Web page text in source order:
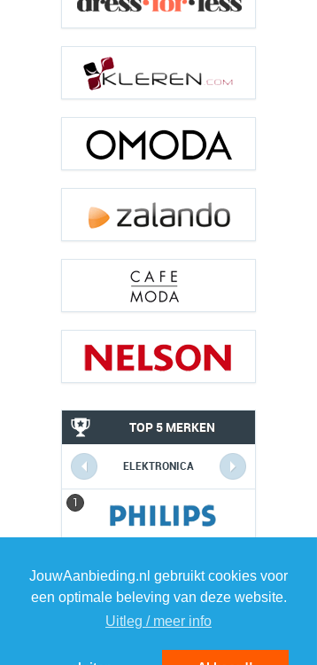
JouwAanbieding.nl gebruikt cookies voor
een optimale beleving van deze website.
Uitleg / meer info
TOP 5 MERKEN
ELEKTRONICA
1